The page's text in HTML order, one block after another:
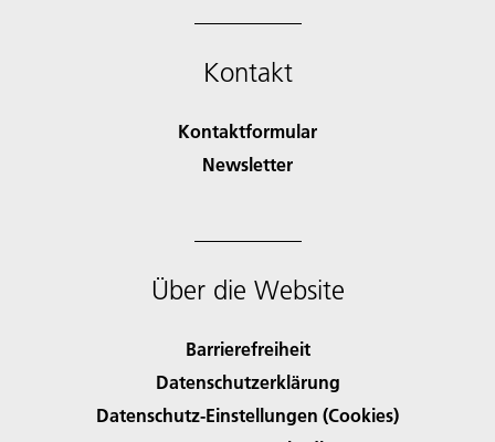
Kontakt
Kontaktformular
Newsletter
Über die Website
Barrierefreiheit
Datenschutzerklärung
Datenschutz-Einstellungen (Cookies)